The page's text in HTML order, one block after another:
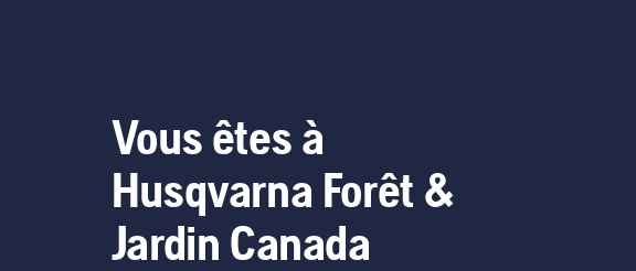
Vous êtes à
Husqvarna Forêt &
Jardin Canada